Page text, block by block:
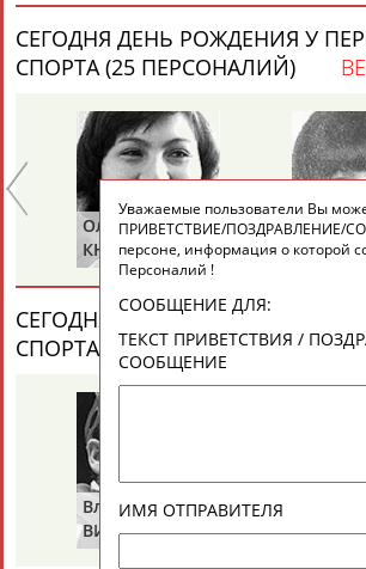
24 персон из 13181
ЕЩЁ ПЕРСОНЫ
ТАБЛО АКТИВНОСТИ
ЦЕЛИ ПРОЕКТА КОНТАКТЫ
Вопросы сотрудничества и совместной
Стадион, 1998-2026
Адресов в новостной рассылке: 996
Подпишись
СЕГОДНЯ ДЕНЬ РОЖДЕНИЯ У
СПОРТА (25 ПЕРСОНАЛИЙ)
Ольга
КНЯЗЕВА
Ольга
БЕЛОВА
СЕГОДНЯ ДЕНЬ ПАМЯТИ У
СПОРТА (2 ПЕРСОНАЛИЙ)
Владимир
ВИКУЛОВ
Уважаемые пользователи Вы
ПРИВЕТСТВИЕ/ПОЗДРАВЛЕНИЕ/
персоне, информация о которой
Персоналий !
СООБЩЕНИЕ ДЛЯ:
ТЕКСТ ПРИВЕТСТВИЯ /
СООБЩЕНИЕ
ИМЯ ОТПРАВИТЕЛЯ